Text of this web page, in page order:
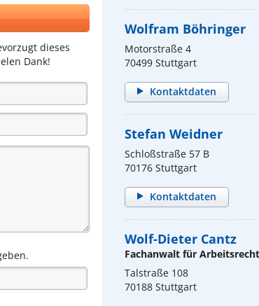
dieses
Dank!
Wolfram Böhringer
Motorstraße 4
70499 Stuttgart
Kontaktdaten
Stefan Weidner
Schloßstraße 57 B
70176 Stuttgart
Kontaktdaten
Wolf-Dieter Cantz
Fachanwalt für Arbeitsrecht
Talstraße 108
70188 Stuttgart